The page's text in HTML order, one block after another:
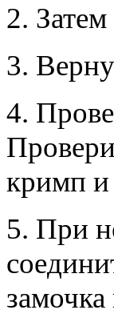
2.
3.
4.
кримп и
5. При
замочка